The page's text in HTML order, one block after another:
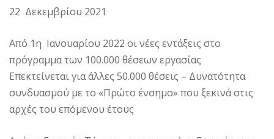
22 Δεκεμβρίου 2021
Από 1η Ιανουαρίου 2022 οι νέες εντάξεις στο
πρόγραμμα των 100.000 θέσεων εργασίας
Επεκτείνεται για άλλες 50.000 θέσεις – Δυνατότητα
συνδυασμού με το «Πρώτο ένσημο» που ξεκινά στις
αρχές του επόμενου έτους